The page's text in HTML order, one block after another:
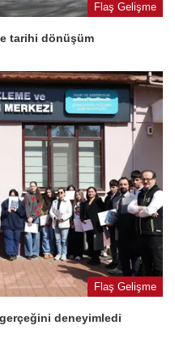
Flaş Gelişme
tarihi dönüşüm
Flaş Gelişme
deneyimledi